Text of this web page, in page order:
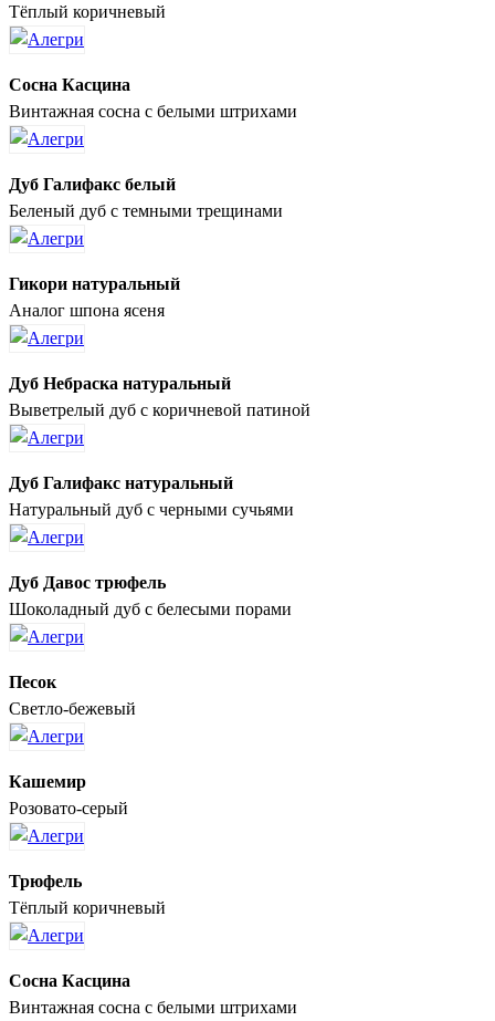
Тёплый коричневый
Сосна Касцина
Винтажная сосна с белыми штрихами
Дуб Галифакс белый
Беленый дуб с темными трещинами
Гикори натуральный
Аналог шпона ясеня
Дуб Небраска натуральный
Выветрелый дуб с коричневой патиной
Дуб Галифакс натуральный
Натуральный дуб с черными сучьями
Дуб Давос трюфель
Шоколадный дуб с белесыми порами
Песок
Светло-бежевый
Кашемир
Розовато-серый
Трюфель
Тёплый коричневый
Сосна Касцина
Винтажная сосна с белыми штрихами